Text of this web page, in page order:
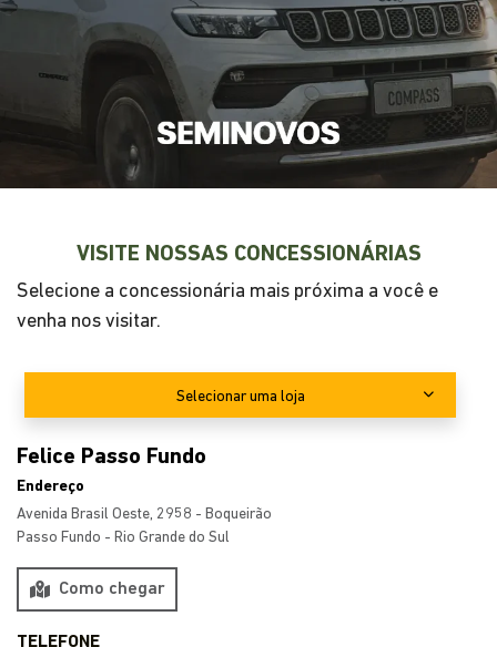
ENTRE EM CONTATO CONOSCO
Preencha o formulário abaixo que entraremos em
contato rapidamente.
Preferência de contato:
Whatsapp